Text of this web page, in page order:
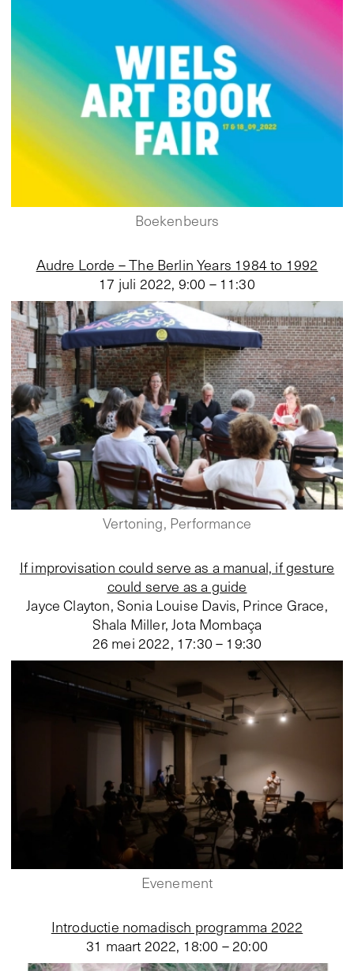
Boekenbeurs
Audre Lorde – The Berlin Years 1984 to 1992
17 juli 2022, 9:00 – 11:30
Vertoning, Performance
If improvisation could serve as a manual, if gesture
could serve as a guide
Jayce Clayton, Sonia Louise Davis, Prince Grace,
Shala Miller, Jota Mombaça
26 mei 2022, 17:30 – 19:30
Evenement
Introductie nomadisch programma 2022
31 maart 2022, 18:00 – 20:00